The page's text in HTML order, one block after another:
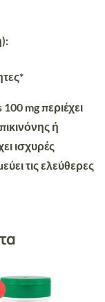
100 mgπεριέχει
ή
ισχυρές
τις ελεύθερες